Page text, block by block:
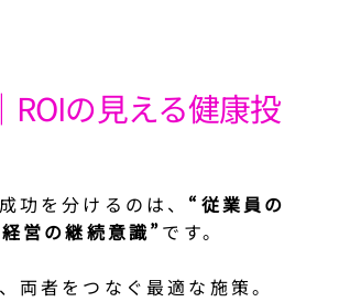
ROIの見える健康投
功を分けるのは、 “従業員の
営の継続意識”です。
両者をつなぐ最適な施策。